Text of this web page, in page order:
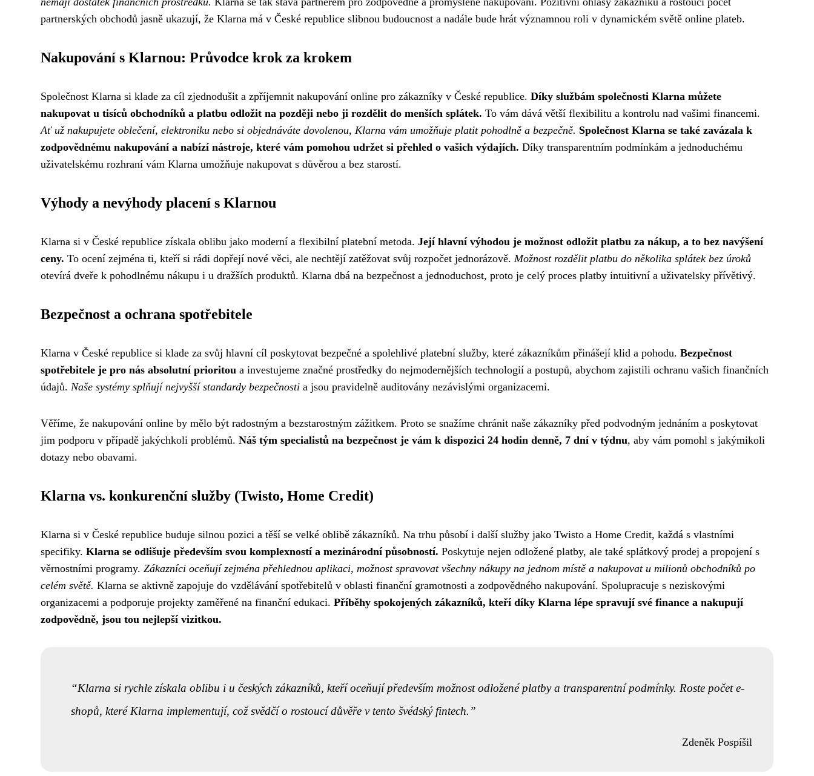
partnerských obchodů jasně ukazují, že Klarna má v České republice slibnou budoucnost a nadále bude hrát významnou roli v dynamickém světě online plateb.
Nakupování s Klarnou: Průvodce krok za krokem
Společnost Klarna si klade za cíl zjednodušit a zpříjemnit nakupování online pro zákazníky v České republice. Díky službám společnosti Klarna můžete
nakupovat u tisíců obchodníků a platbu odložit na později nebo ji rozdělit do menších splátek. To vám dává větší flexibilitu a kontrolu nad vašimi financemi.
Ať už nakupujete oblečení, elektroniku nebo si objednáváte dovolenou, Klarna vám umožňuje platit pohodlně a bezpečně. Společnost Klarna se také zavázala k
zodpovědnému nakupování a nabízí nástroje, které vám pomohou udržet si přehled o vašich výdajích. Díky transparentním podmínkám a jednoduchému
uživatelskému rozhraní vám Klarna umožňuje nakupovat s důvěrou a bez starostí.
Výhody a nevýhody placení s Klarnou
Klarna si v České republice získala oblibu jako moderní a flexibilní platební metoda. Její hlavní výhodou je možnost odložit platbu za nákup, a to bez navýšení
ceny. To ocení zejména ti, kteří si rádi dopřejí nové věci, ale nechtějí zatěžovat svůj rozpočet jednorázově. Možnost rozdělit platbu do několika splátek bez úroků
otevírá dveře k pohodlnému nákupu i u dražších produktů. Klarna dbá na bezpečnost a jednoduchost, proto je celý proces platby intuitivní a uživatelsky přívětivý.
Bezpečnost a ochrana spotřebitele
Klarna v České republice si klade za svůj hlavní cíl poskytovat bezpečné a spolehlivé platební služby, které zákazníkům přinášejí klid a pohodu. Bezpečnost
spotřebitele je pro nás absolutní prioritou a investujeme značné prostředky do nejmodernějších technologií a postupů, abychom zajistili ochranu vašich finančních
údajů. Naše systémy splňují nejvyšší standardy bezpečnosti a jsou pravidelně auditovány nezávislými organizacemi.
Věříme, že nakupování online by mělo být radostným a bezstarostným zážitkem. Proto se snažíme chránit naše zákazníky před podvodným jednáním a poskytovat
jim podporu v případě jakýchkoli problémů. Náš tým specialistů na bezpečnost je vám k dispozici 24 hodin denně, 7 dní v týdnu, aby vám pomohl s jakýmikoli
dotazy nebo obavami.
Klarna vs. konkurenční služby (Twisto, Home Credit)
Klarna si v České republice buduje silnou pozici a těší se velké oblibě zákazníků. Na trhu působí i další služby jako Twisto a Home Credit, každá s vlastními
specifiky. Klarna se odlišuje především svou komplexností a mezinárodní působností. Poskytuje nejen odložené platby, ale také splátkový prodej a propojení s
věrnostními programy. Zákazníci oceňují zejména přehlednou aplikaci, možnost spravovat všechny nákupy na jednom místě a nakupovat u milionů obchodníků po
celém světě. Klarna se aktivně zapojuje do vzdělávání spotřebitelů v oblasti finanční gramotnosti a zodpovědného nakupování. Spolupracuje s neziskovými
organizacemi a podporuje projekty zaměřené na finanční edukaci. Příběhy spokojených zákazníků, kteří díky Klarna lépe spravují své finance a nakupují
zodpovědně, jsou tou nejlepší vizitkou.
Klarna si rychle získala oblibu i u českých zákazníků, kteří oceňují především možnost odložené platby a transparentní podmínky. Roste počet e-
shopů, které Klarna implementují, což svědčí o rostoucí důvěře v tento švédský fintech.
Zdeněk Pospíšil